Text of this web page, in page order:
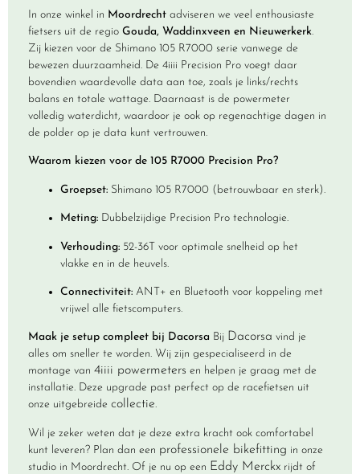
In onze winkel in Moordrecht adviseren we veel enthousiaste
fietsers uit de regio Gouda, Waddinxveen en Nieuwerkerk.
Zij kiezen voor de Shimano 105 R7000 serie vanwege de
bewezen duurzaamheid. De 4iiii Precision Pro voegt daar
bovendien waardevolle data aan toe, zoals je links/rechts
balans en totale wattage. Daarnaast is de powermeter
volledig waterdicht, waardoor je ook op regenachtige dagen in
de polder op je data kunt vertrouwen.
Waarom kiezen voor de 105 R7000 Precision Pro?
Groepset: Shimano 105 R7000 (betrouwbaar en sterk).
Meting: Dubbelzijdige Precision Pro technologie.
Verhouding: 52-36T voor optimale snelheid op het
vlakke en in de heuvels.
Connectiviteit: ANT+ en Bluetooth voor koppeling met
vrijwel alle fietscomputers.
Maak je setup compleet bij Dacorsa Bij Dacorsa vind je
alles om sneller te worden. Wij zijn gespecialiseerd in de
montage van 4iiii powermeters en helpen je graag met de
installatie. Deze upgrade past perfect op de racefietsen uit
onze uitgebreide collectie.
Wil je zeker weten dat je deze extra kracht ook comfortabel
kunt leveren? Plan dan een professionele bikefitting in onze
studio in Moordrecht. Of je nu op een Eddy Merckx rijdt of